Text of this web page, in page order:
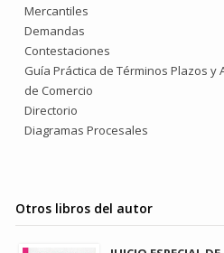
Mercantiles
Demandas
Contestaciones
Guía Práctica de Términos Plazos y
de Comercio
Directorio
Diagramas Procesales
Otros libros del autor